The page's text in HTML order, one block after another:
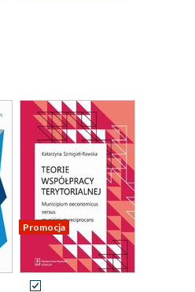
Promocja